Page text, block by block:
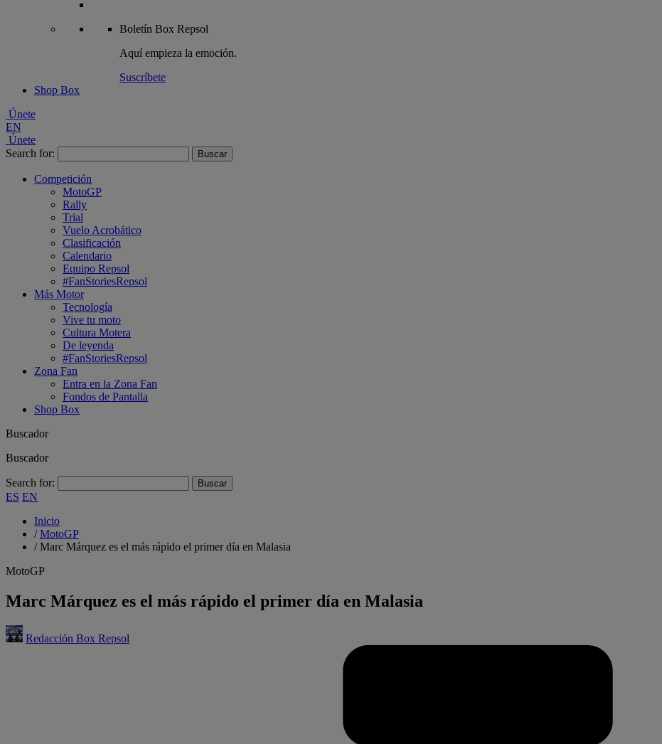
Boletín Box Repsol
Aquí empieza la emoción.
Suscríbete
Shop Box
Únete
EN
Únete
Search for:
Competición
MotoGP
Rally
Trial
Vuelo Acrobático
Clasificación
Calendario
Equipo Repsol
#FanStoriesRepsol
Más Motor
Tecnología
Vive tu moto
Cultura Motera
De leyenda
#FanStoriesRepsol
Zona Fan
Entra en la Zona Fan
Fondos de Pantalla
Shop Box
Buscador
Buscador
Search for:
ES EN
Inicio
/MotoGP
/Marc Márquez es el más rápido el primer día en Malasia
MotoGP
Marc Márquez es el más rápido el primer día en Malasia
Redacción Box Repsol